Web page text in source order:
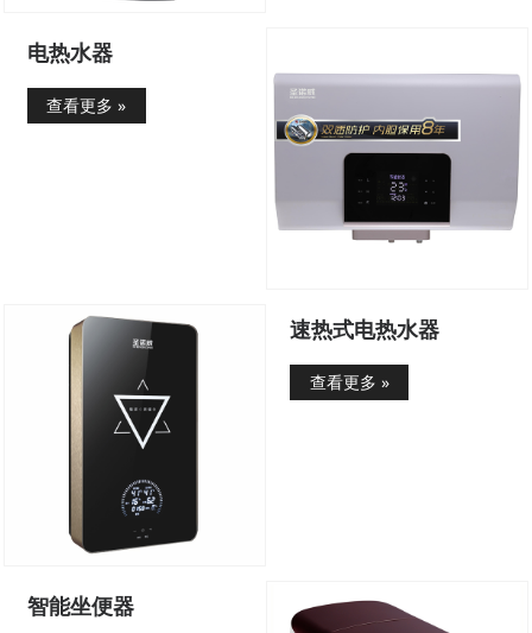
电热水器
查看更多 »
速热式电热水器
查看更多 »
智能坐便器